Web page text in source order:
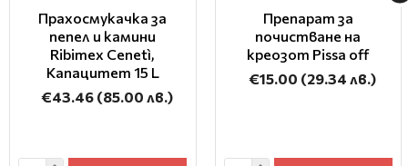
Прахосмукачка за
пепел и камини
Ribimex Cenetì,
Капацитет 15 L
€43.46 (85.00 лв.)
Препарат за
почистване на
креозот Pissa off
€15.00 (29.34 лв.)